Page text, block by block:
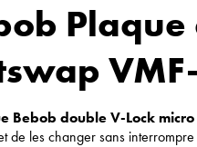
Bebob doubleV-Lock
de les changer sans